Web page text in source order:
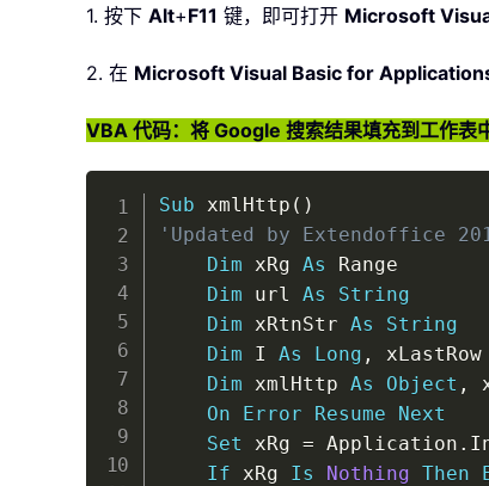
1. 按下 Alt+F11 键，即可打开 Microsoft
2. 在 Microsoft Visual Basic for
VBA 代码：将 Google 搜索结果填充到工作表
Sub xmlHttp ( )
'Updated by Extendoffice
Dim xRg As Range
Dim url As
String
Dim xRtnStr As
String
Dim I As Long , xLastRow
Dim xmlHttp As Object ,
On
Error Resume
Next
Set xRg = Application .
If xRg Is Nothing Then